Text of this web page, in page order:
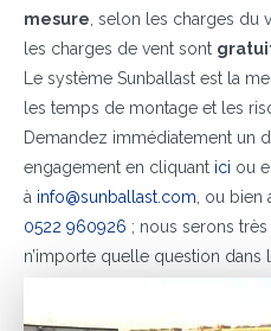
mesure , selon les charges du
les charges de vent sont
Le système Sunballast est la
les temps de montage et les
Demandez immédiatement un
engagement en cliquant ici ou
à info@sunballast.com , ou
0522 960926 ; nous serons
n’importe quelle question